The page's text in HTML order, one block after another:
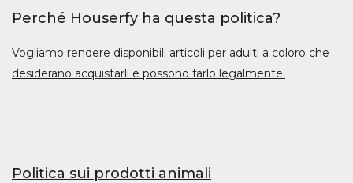
Perché Houserfy ha questa politica?
Vogliamo rendere disponibili articoli per adulti a coloro che
desiderano acquistarli e possono farlo legalmente.
Politica sui prodotti animali